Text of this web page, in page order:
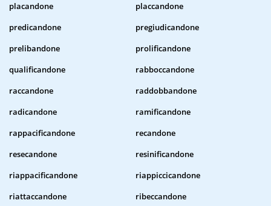
placandone
placcandone
predicandone
pregiudicandone
prelibandone
prolificandone
qualificandone
rabboccandone
raccandone
raddobbandone
radicandone
ramificandone
rappacificandone
recandone
resecandone
resinificandone
riappacificandone
riappiccicandone
riattaccandone
ribeccandone